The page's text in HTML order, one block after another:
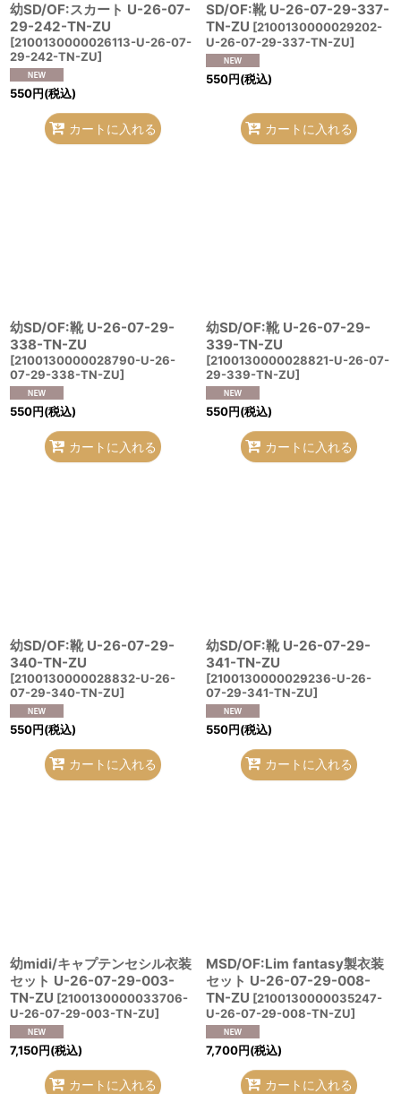
幼SD/OF:スカート U-26-07-
29-242-TN-ZU
[2100130000026113-U-26-07-
29-242-TN-ZU]
550円(税込)
カートに入れる
SD/OF:靴 U-26-07-29-337-
TN-ZU [2100130000029202-
U-26-07-29-337-TN-ZU]
550円(税込)
カートに入れる
幼SD/OF:靴 U-26-07-29-
338-TN-ZU
[2100130000028790-U-26-
07-29-338-TN-ZU]
550円(税込)
カートに入れる
幼SD/OF:靴 U-26-07-29-
339-TN-ZU
[2100130000028821-U-26-07-
29-339-TN-ZU]
550円(税込)
カートに入れる
幼SD/OF:靴 U-26-07-29-
340-TN-ZU
[2100130000028832-U-26-
07-29-340-TN-ZU]
550円(税込)
カートに入れる
幼SD/OF:靴 U-26-07-29-
341-TN-ZU
[2100130000029236-U-26-
07-29-341-TN-ZU]
550円(税込)
カートに入れる
幼midi/キャプテンセシル衣装
セット U-26-07-29-003-
TN-ZU [2100130000033706-
U-26-07-29-003-TN-ZU]
7,150円(税込)
カートに入れる
MSD/OF:Lim fantasy製衣装
セット U-26-07-29-008-
TN-ZU [2100130000035247-
U-26-07-29-008-TN-ZU]
7,700円(税込)
カートに入れる